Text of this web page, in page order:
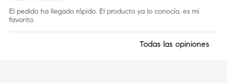
El pedido ha llegado rápido. El producto ya lo conocía, es mi
favorito
Todas las opiniones